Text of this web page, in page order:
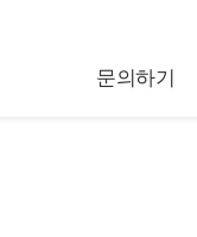
문의하기